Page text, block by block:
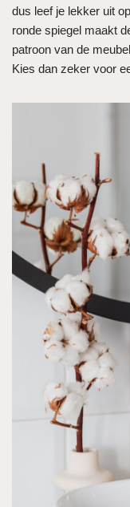
dus leef je lekker uit
ronde spiegel maakt
patroon van de
Kies dan zeker voor